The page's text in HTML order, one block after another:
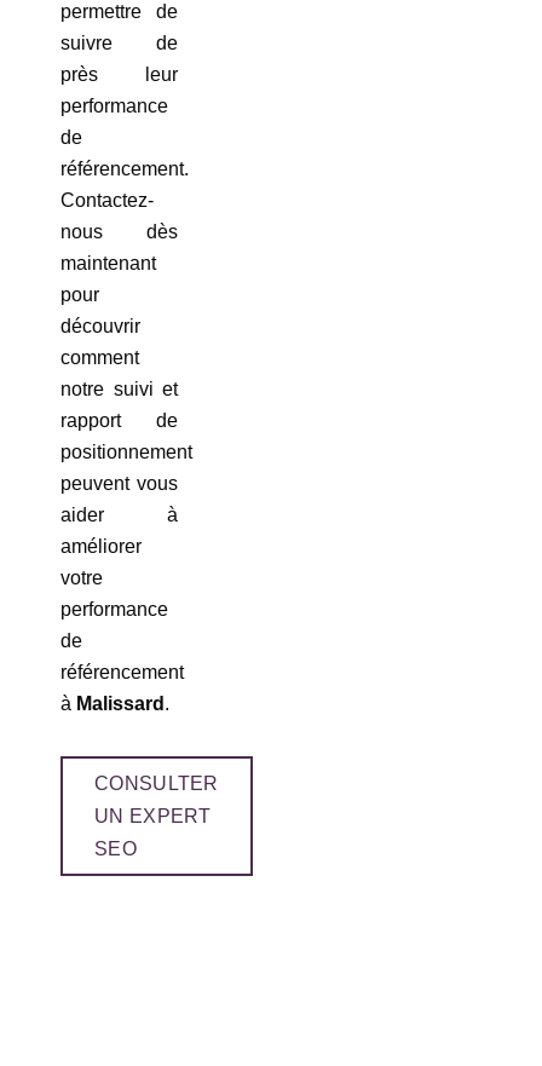
permettre de
suivre de
près leur
performance
de
référencement.
Contactez-
nous dès
maintenant
pour
découvrir
comment
notre suivi et
rapport de
positionnement
peuvent vous
aider à
améliorer
votre
performance
de
référencement
à Malissard .
CONSULTER
UN EXPERT
SEO